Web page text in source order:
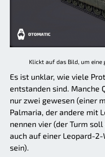
Klickt auf das Bild, um
Es ist unklar, wie viele
entstanden sind. Manche
nur zwei gewesen (einer
Palmaria, der andere mit
nennen vier (der Turm
auch auf einer Leopard-
sein).